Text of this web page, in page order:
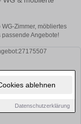
ablehnen
Datenschutzerklärung
Zimmer, möbliertes
passende Angebote!